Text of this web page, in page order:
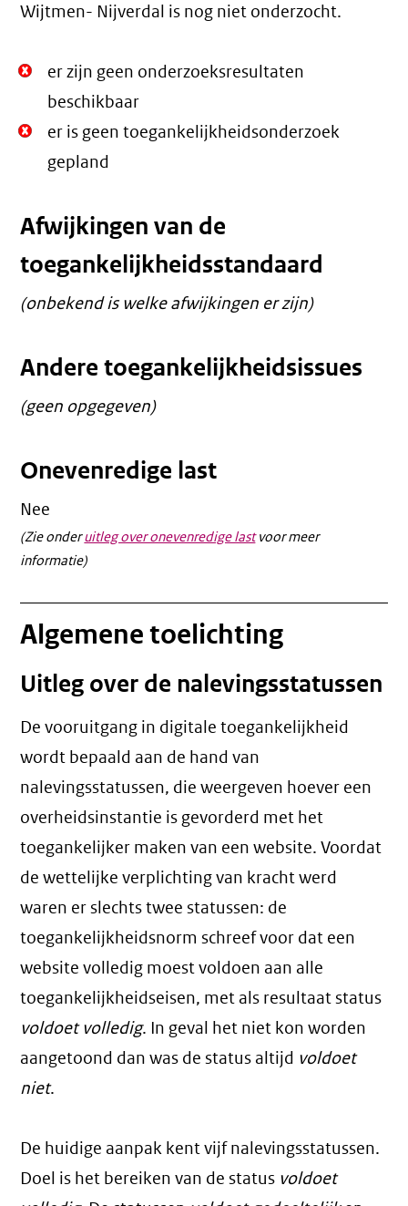
Wijtmen- Nijverdal is nog niet onderzocht.
Niet
Oké.
er zijn geen onderzoeksresultaten
beschikbaar
Niet
Oké.
er is geen toegankelijkheidsonderzoek
gepland
Afwijkingen van de
toegankelijkheidsstandaard
(onbekend is welke afwijkingen er zijn)
Andere toegankelijkheidsissues
(geen opgegeven)
Onevenredige last
Nee
(Zie onderuitleg over onevenredige lastvoor meer
informatie)
Algemene toelichting
Uitleg over de nalevingsstatussen
De vooruitgang in digitale toegankelijkheid
wordt bepaald aan de hand van
nalevingsstatussen, die weergeven hoever een
overheidsinstantie is gevorderd met het
toegankelijker maken van een website. Voordat
de wettelijke verplichting van kracht werd
waren er slechts twee statussen: de
toegankelijkheidsnorm schreef voor dat een
website volledig moest voldoen aan alle
toegankelijkheidseisen, met als resultaat status
voldoet volledig. In geval het niet kon worden
aangetoond dan was de status altijd voldoet
niet.
De huidige aanpak kent vijf nalevingsstatussen.
Doel is het bereiken van de status voldoet